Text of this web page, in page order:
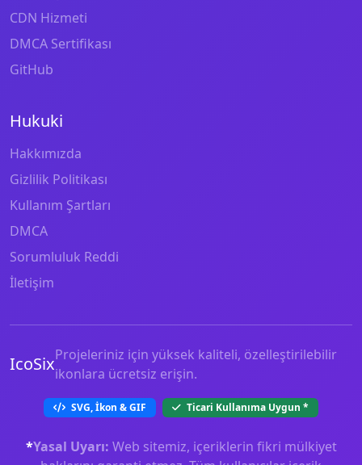
CDN Hizmeti
DMCA Sertifikası
GitHub
Hukuki
Hakkımızda
Gizlilik Politikası
Kullanım Şartları
DMCA
Sorumluluk Reddi
İletişim
IcoSixProjeleriniz için yüksek kaliteli, özelleştirilebilir
ikonlara ücretsiz erişin.
SVG, İkon & GIF Ticari Kullanıma Uygun *
*Yasal Uyarı: Web sitemiz, içeriklerin fikri mülkiyet